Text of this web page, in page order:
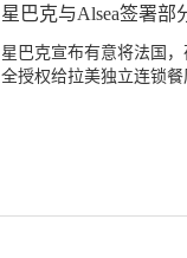
星巴克与Alsea签署部
星巴克宣布有意将法国
全授权给拉美独立连锁餐